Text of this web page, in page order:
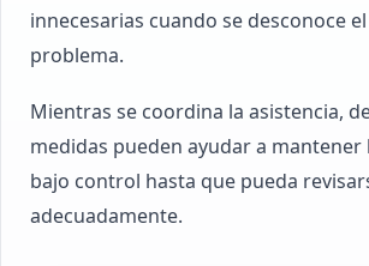
innecesarias cuando se desconoce
problema.
Mientras se coordina la asistencia,
medidas pueden ayudar a mantener
bajo control hasta que pueda
adecuadamente.